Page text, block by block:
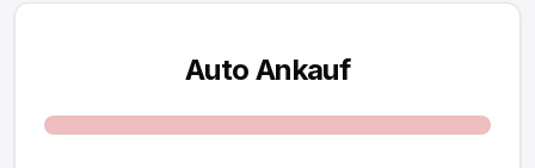
Auto Ankauf